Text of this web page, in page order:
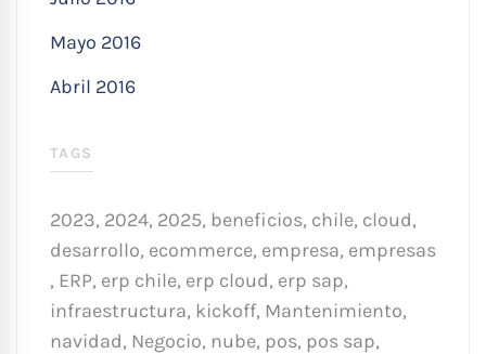
Mayo 2016
Abril 2016
TAGS
2023, 2024, 2025, beneficios, chile, cloud,
desarrollo, ecommerce, empresa, empresas
, ERP, erp chile, erp cloud, erp sap,
infraestructura, kickoff, Mantenimiento,
navidad, Negocio, nube, pos, pos sap,